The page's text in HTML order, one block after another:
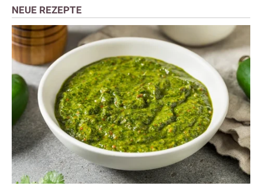
NEUE REZEPTE